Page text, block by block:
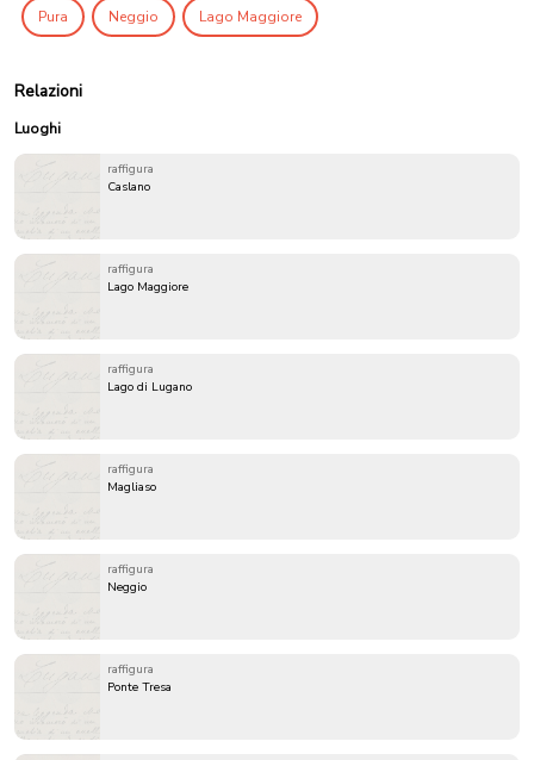
Pura Neggio Lago Maggiore
Relazioni
Luoghi
raffigura
Caslano
raffigura
Lago Maggiore
raffigura
Lago di Lugano
raffigura
Magliaso
raffigura
Neggio
raffigura
Ponte Tresa